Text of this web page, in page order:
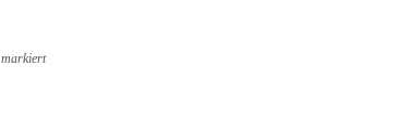
markiert